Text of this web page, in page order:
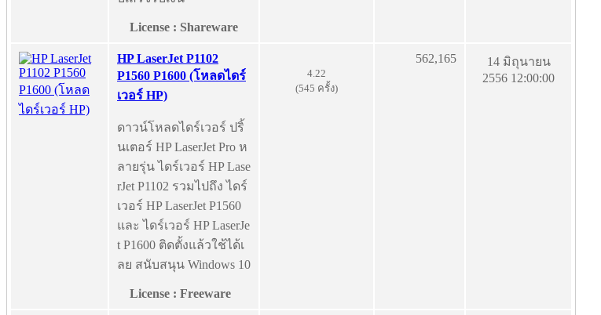
License : Shareware
HP LaserJet P1102
P1560 P1600 (โหลดไดร์
เวอร์ HP)
ดาวน์โหลดไดร์เวอร์ ปริ้
นเตอร์ HP LaserJet Pro ห
ลายรุ่น ไดร์เวอร์ HP Lase
rJet P1102 รวมไปถึง ไดร์
เวอร์ HP LaserJet P1560
และ ไดร์เวอร์ HP LaserJe
t P1600 ติดตั้งแล้วใช้ได้เ
ลย สนับสนุน Windows 10
License : Freeware
4.22
(545 ครั้ง)
562,165
14 มิถุนายน
2556 12:00:00